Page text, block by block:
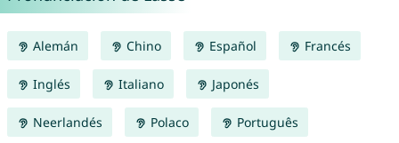
Alemán Chino Español Francés
Inglés Italiano Japonés
Neerlandés Polaco Português